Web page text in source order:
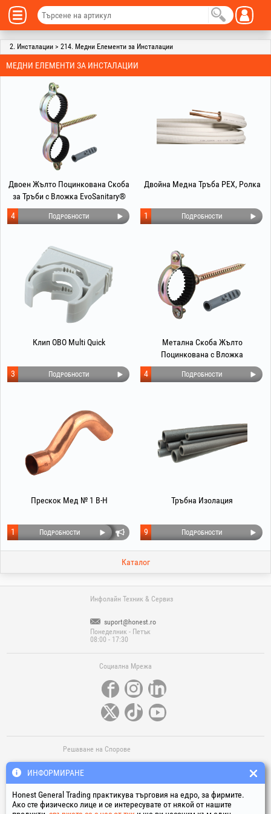
2. Инсталации > 214. Медни Елементи за Инсталации
МЕДНИ ЕЛЕМЕНТИ ЗА ИНСТАЛАЦИИ
Двоен Жълто Поцинкована Скоба
за Тръби с Вложка EvoSanitary®
Подробности
4
Двойна Медна Тръба PEX, Ролка
Подробности
1
Клип OBO Multi Quick
Подробности
3
Метална Скоба Жълто
Поцинкована с Вложка
EvoSanitary®
Подробности
4
Прескок Мед № 1 В-Н
Подробности
1
Тръбна Изолация
Подробности
9
Каталог
Инфолайн Техник & Сервиз
suport@honest.ro
Понеделник - Петък
08:00 - 17:30
Социална Мрежа
Решаване на Спорове
ИНФОРМИРАНЕ
Honest General Trading практикува търговия на едро, за фирмите.
Ако сте физическо лице и се интересувате от някой от нашите